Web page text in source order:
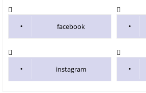
facebook
instagram